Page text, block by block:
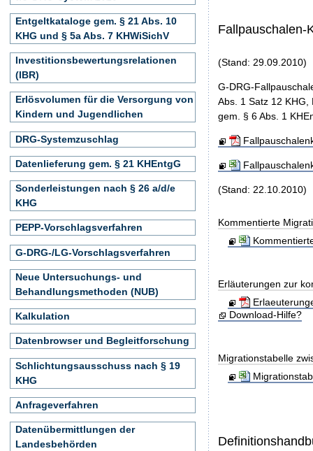
Fallpauschalen-
(Stand: 29.09.2010)
G-DRG-
Abs. 1 Satz 12
gem. § 6 Abs. 1
(Stand: 22.10.2010)
Kommentierte
Erläuterungen zur
Download-Hilfe?
Migrationstabelle
Entgeltkataloge gem. § 21 Abs. 10
KHG und § 5a Abs. 7 KHWiSichV
Investitionsbewertungsrelationen
(IBR)
Erlösvolumen für die Versorgung von
Kindern und Jugendlichen
DRG-Systemzuschlag
Datenlieferung gem. § 21 KHEntgG
Sonderleistungen nach § 26 a/d/e
KHG
PEPP-Vorschlagsverfahren
G-DRG-/LG-Vorschlagsverfahren
Neue Untersuchungs- und
Behandlungsmethoden (NUB)
Kalkulation
Datenbrowser und Begleitforschung
Schlichtungsausschuss nach § 19
KHG
Anfrageverfahren
Datenübermittlungen der
Landesbehörden